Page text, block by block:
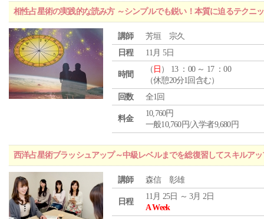
相性占星術の実践的な読み方 ～シンプルでも鋭い！本質に迫るテクニ
講師
芳垣 宗久
日程
11月 5日
時間
（ 日 ） 13 ：00 ～ 17 ：00
（休憩20分1回含む）
回数
全1回
料金
10,760円
一般10,760円/入学者9,680円
西洋占星術ブラッシュアップ～中級レベルまでを総復習してスキルア
講師 森信 彰雄
日程
11月 25日 ～ 3月 2日
A Week